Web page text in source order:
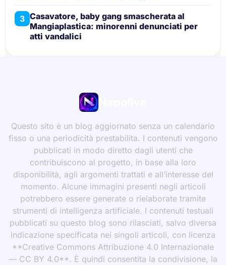
3 Casavatore, baby gang smascherata al
Mangiaplastica: minorenni denunciati per
atti vandalici
Questo sito è un blog aggiornato senza un calendario
fisso o una periodicità prestabilita. I contenuti vengono
pubblicati in modo diretto dagli utenti che
contribuiscono al progetto, in base alla loro
disponibilità, agli argomenti trattati e all’interesse del
momento. Alcune immagini presenti negli articoli
potrebbero essere generate o rielaborate tramite
strumenti di intelligenza artificiale. I contenuti testuali
pubblicati su questo blog sono rilasciati, salvo diversa
indicazione specificata nei singoli articoli, con licenza
**Creative Commons Attribuzione 4.0 Internazionale
— CC BY 4.0**. È quindi consentita la condivisione, la